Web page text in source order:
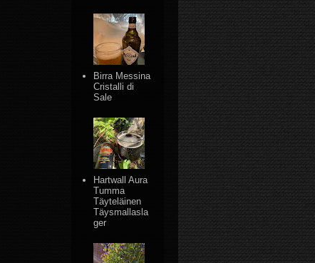
Birra Messina
Cristalli di
Sale
Hartwall Aura
Tumma
Täyteläinen
Täysmallasla
ger